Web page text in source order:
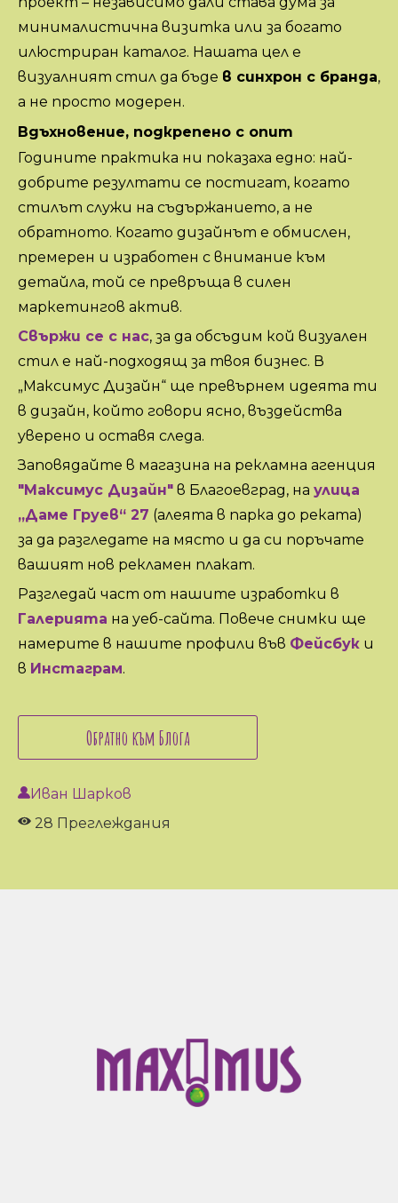
минималистична визитка или за богато
илюстриран каталог. Нашата цел е
визуалният стил да бъде в синхрон с бранда,
а не просто модерен.
Вдъхновение, подкрепено с опит
Годините практика ни показаха едно: най-
добрите резултати се постигат, когато
стилът служи на съдържанието, а не
обратното. Когато дизайнът е обмислен,
премерен и изработен с внимание към
детайла, той се превръща в силен
маркетингов актив.
Свържи се с нас, за да обсъдим кой визуален
стил е най-подходящ за твоя бизнес. В
„Максимус Дизайн“ ще превърнем идеята ти
в дизайн, който говори ясно, въздейства
уверено и оставя следа.
Заповядайте в магазина на рекламна агенция
"Максимус Дизайн" в Благоевград, на улица
„Даме Груев“ 27 (алеята в парка до реката)
за да разгледате на място и да си поръчате
вашият нов рекламен плакат.
Разгледай част от нашите изработки в
Галерията на уеб-сайта. Повече снимки ще
намерите в нашите профили във Фейсбук и
в Инстаграм.
Обратно към Блога
Иван Шарков
28 Преглеждания